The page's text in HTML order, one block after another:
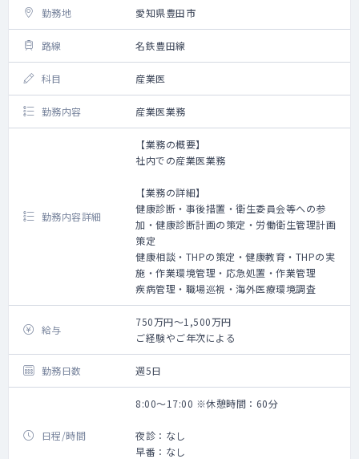
勤務地 愛知県豊田市
路線 名鉄豊田線
科目 産業医
勤務内容 産業医業務
勤務内容詳細
【業務の概要】
社内での産業医業務
【業務の詳細】
健康診断・事後措置・衛生委員会等への参
加・健康診断計画の策定・労働衛生管理計画
策定
健康相談・THPの策定・健康教育・THPの実
施・作業環境管理・応急処置・作業管理
疾病管理・職場巡視・海外医療環境調査
給与
750万円～1,500万円
ご経験やご年次による
勤務日数 週5日
日程/時間
8:00～17:00 ※休憩時間：60分
夜診：なし
早番：なし